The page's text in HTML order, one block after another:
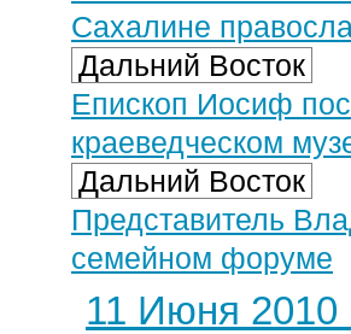
Сахалине
Дальний Восток
Епископ Иосиф
краеведческом
Дальний Восток
Представитель
семейном форуме
11 Июня 2010